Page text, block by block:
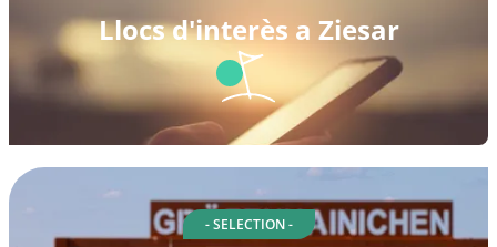
Llocs d'interès a Ziesar
- SELECTION -